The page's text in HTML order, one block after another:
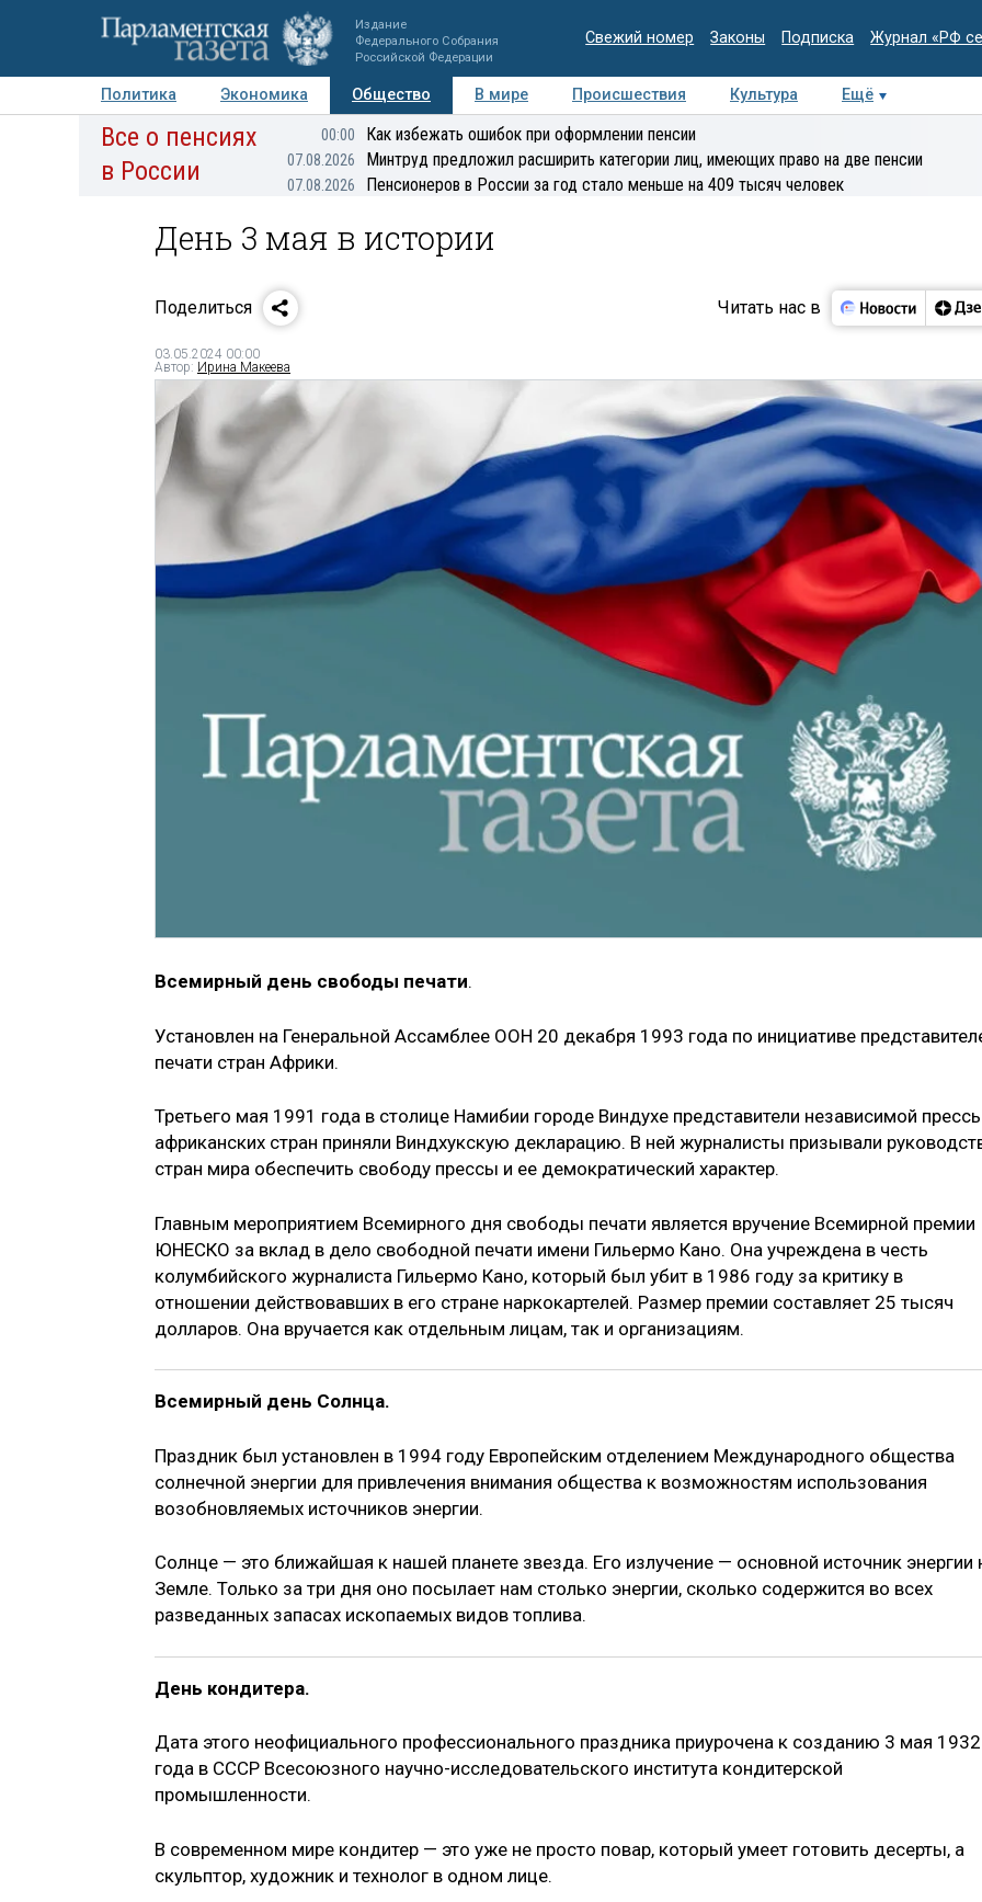
Издание
Федерального Собрания
Российской Федерации
Свежий номер Законы Подписка Журнал «РФ
Политика Экономика Общество В мире Происшествия Культура
Ещё
Авторы Персоны Мнения Регионы Медиацентр Интервью
Все о пенсиях
в России
00:00 Как избежать ошибок при оформлении пенсии
07.08.2026 Минтруд предложил расширить категории лиц, имеющих право на две пенсии
07.08.2026 Пенсионеров в России за год стало меньше на 409 тысяч человек
День 3 мая в истории
Поделиться Читать нас в
03.05.2024 00:00
Автор: Ирина Макеева
Всемирный день свободы печати.
Установлен на Генеральной Ассамблее ООН 20 декабря 1993 года по инициативе
печати стран Африки.
Третьего мая 1991 года в столице Намибии городе Виндухе представители независимой
африканских стран приняли Виндхукскую декларацию. В ней журналисты призывали
стран мира обеспечить свободу прессы и ее демократический характер.
Главным мероприятием Всемирного дня свободы печати является вручение Всемирной премии
ЮНЕСКО за вклад в дело свободной печати имени Гильермо Кано. Она учреждена в честь
колумбийского журналиста Гильермо Кано, который был убит в 1986 году за критику в
отношении действовавших в его стране наркокартелей. Размер премии составляет 25 тысяч
долларов. Она вручается как отдельным лицам, так и организациям.
Всемирный день Солнца.
Праздник был установлен в 1994 году Европейским отделением Международного общества
солнечной энергии для привлечения внимания общества к возможностям использования
возобновляемых источников энергии.
Солнце — это ближайшая к нашей планете звезда. Его излучение — основной источник энергии
Земле. Только за три дня оно посылает нам столько энергии, сколько содержится во всех
разведанных запасах ископаемых видов топлива.
День кондитера.
Дата этого неофициального профессионального праздника приурочена к созданию 3 мая 1932
года в СССР Всесоюзного научно-исследовательского института кондитерской
промышленности.
В современном мире кондитер — это уже не просто повар, который умеет готовить десерты, а
скульптор, художник и технолог в одном лице.